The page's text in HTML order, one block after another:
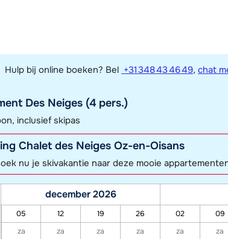
Hulp bij online boeken? Bel +31 348 43 46 49,chat
Des Neiges (4 pers.)
inclusief skipas
Chalet des Neiges Oz-en-Oisans
nu je skivakantie naar deze mooie
december 2026
05 12 19 26 02 09
za
za za za za za